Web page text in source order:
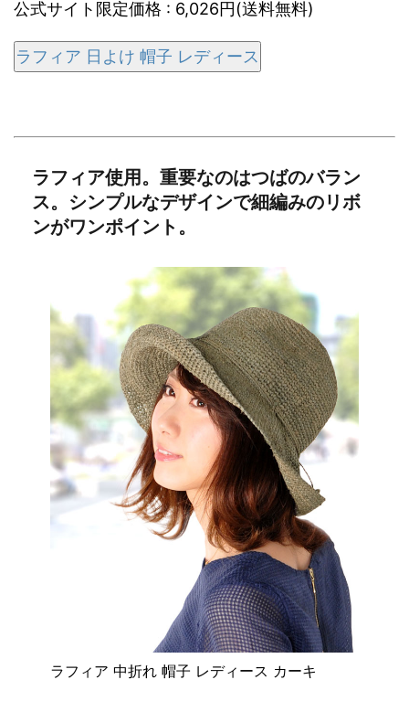
公式サイト限定価格 : 6,026円(送料無料)
ラフィア 日よけ 帽子 レディース
ラフィア使用。重要なのはつばのバラン
ス。シンプルなデザインで細編みのリボ
ンがワンポイント。
ラフィア 中折れ 帽子 レディース カーキ